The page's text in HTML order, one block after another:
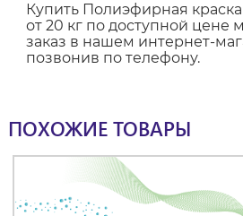
Купить Полиэфирная
от 20 кг по доступной
заказ в нашем интернет-
позвонив по телефону.
ПОХОЖИЕ ТОВАРЫ